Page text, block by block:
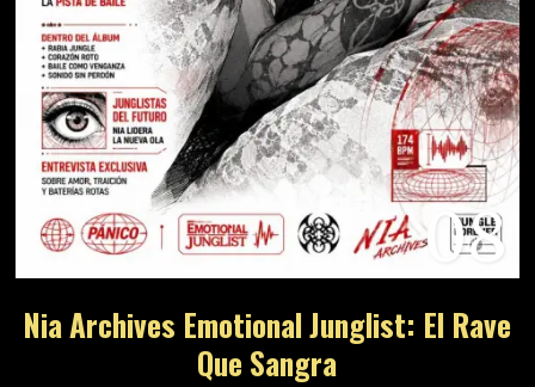
08
Nia Archives Emotional Junglist: El Rave
Que Sangra